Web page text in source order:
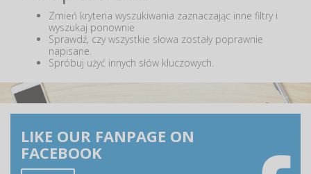
Zmień kryteria wyszukiwania zaznaczając inne filtry i
wyszukaj ponownie
Sprawdź, czy wszystkie słowa zostały poprawnie
napisane.
Spróbuj użyć innych słów kluczowych.
LIKE OUR FANPAGE ON
FACEBOOK